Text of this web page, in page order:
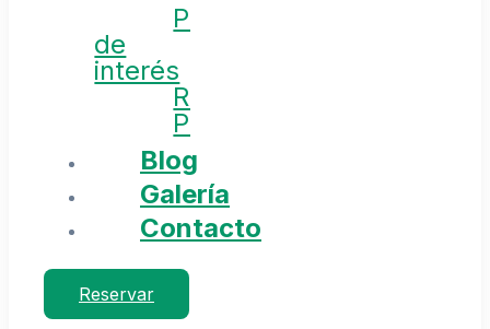
Puntos
de
interés
Rutas
Planes
Blog
Galería
Contacto
Reservar